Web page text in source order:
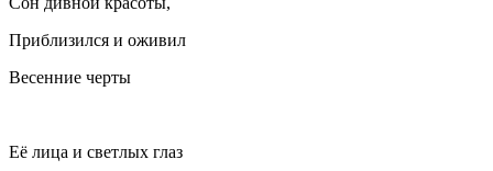
Приблизился и оживил
Весенние черты
Её лица и светлых глаз